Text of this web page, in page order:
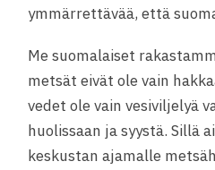
ymmärrettävää, että
Me suomalaiset
metsät eivät ole vain
vedet ole vain vesiviljelyä
huolissaan ja syystä. Sillä
keskustan ajamalle